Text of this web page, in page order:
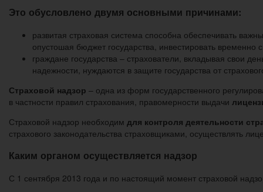
Это обусловлено двумя основными причинами:
развитая страховая система способна обеспечивать
опустошая бюджет государства, инвестировать
граждане государства – страхователи, вкладывая свои
надежности, нуждаются в защите государства от
Страховой надзор – одна из форм государственного
в частности правил страхования, правомерности выдачи
Страховой надзор необходим для контроля деятельности
страхового законодательства страховщиками, осуществлять
Каким органом осуществляется надзор
С 1 сентября 2013 года и по настоящий момент страховой